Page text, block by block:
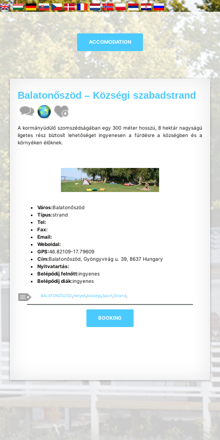
Balatonőszöd – Községi szabadstrand
A kormányüdülő szomszédságában egy 300 méter hosszú, 8 hektár nagyságú
ligetes rész biztosít lehetőséget ingyenesen a fürdésre a községben és a
környéken élőknek.
Város:Balatonőszöd
Típus:strand
Tel:
Fax:
Email:
Weboldal:
GPS:46.82109-17.79609
Cím:Balatonőszöd, Gyöngyvirág u. 39, 8637 Hungary
Nyitvatartás:
Belépődíj felnőtt:ingyenes
Belépődíj diák:ingyenes
BALATONŐSZÖD,Helyek,községi,Sport,Strand,